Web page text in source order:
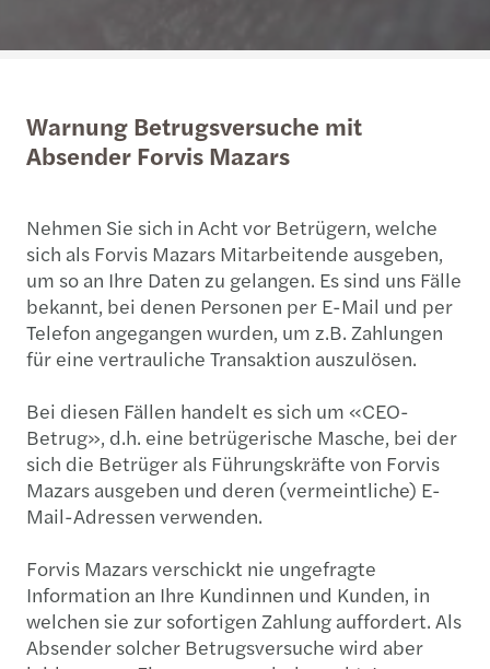
Warnung Betrugsversuche mit
Absender Forvis Mazars
Nehmen Sie sich in Acht vor Betrügern, welche
sich als Forvis Mazars Mitarbeitende ausgeben,
um so an Ihre Daten zu gelangen. Es sind uns Fälle
bekannt, bei denen Personen per E-Mail und per
Telefon angegangen wurden, um z.B. Zahlungen
für eine vertrauliche Transaktion auszulösen.
Bei diesen Fällen handelt es sich um «CEO-
Betrug», d.h. eine betrügerische Masche, bei der
sich die Betrüger als Führungskräfte von Forvis
Mazars ausgeben und deren (vermeintliche) E-
Mail-Adressen verwenden.
Forvis Mazars verschickt nie ungefragte
Information an Ihre Kundinnen und Kunden, in
welchen sie zur sofortigen Zahlung auffordert. Als
Absender solcher Betrugsversuche wird aber